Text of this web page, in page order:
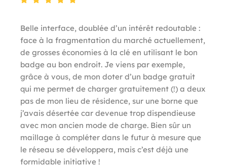
Belle interface, doublée d’un intérêt redoutable :
face à la fragmentation du marché actuellement,
de grosses économies à la clé en utilisant le bon
badge au bon endroit. Je viens par exemple,
grâce à vous, de mon doter d’un badge gratuit
qui me permet de charger gratuitement (!) a deux
pas de mon lieu de résidence, sur une borne que
j’avais désertée car devenue trop dispendieuse
avec mon ancien mode de charge. Bien sûr un
maillage à compléter dans le futur à mesure que
le réseau se développera, mais c’est déjà une
formidable initiative !